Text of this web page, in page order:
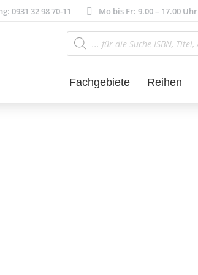
0931 32 98 70-11 Mo bis Fr: 9.00 – 17.00 Uhr
Products
search
Fachgebiete Reihen